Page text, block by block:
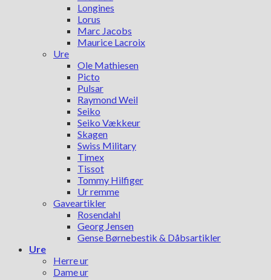
Longines
Lorus
Marc Jacobs
Maurice Lacroix
Ure
Ole Mathiesen
Picto
Pulsar
Raymond Weil
Seiko
Seiko Vækkeur
Skagen
Swiss Military
Timex
Tissot
Tommy Hilfiger
Ur remme
Gaveartikler
Rosendahl
Georg Jensen
Gense Børnebestik & Dåbsartikler
Ure
Herre ur
Dame ur